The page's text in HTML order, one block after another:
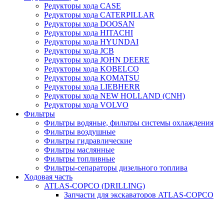
Редукторы хода CASE
Редукторы хода CATERPILLAR
Редукторы хода DOOSAN
Редукторы хода HITACHI
Редукторы хода HYUNDAI
Редукторы хода JCB
Редукторы хода JOHN DEERE
Редукторы хода KOBELCO
Редукторы хода KOMATSU
Редукторы хода LIEBHERR
Редукторы хода NEW HOLLAND (CNH)
Редукторы хода VOLVO
Фильтры
Фильтры водяные, фильтры системы охлаждения
Фильтры воздушные
Фильтры гидравлические
Фильтры маслянные
Фильтры топливные
Фильтры-сепараторы дизельного топлива
Ходовая часть
ATLAS-COPCO (DRILLING)
Запчасти для экскаваторов ATLAS-COPCO